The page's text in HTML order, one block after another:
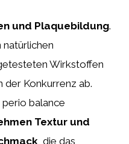
und Plaquebildung.
natürlichen
Wirkstoffen
der Konkurrenz ab.
balance
Textur und
, die das